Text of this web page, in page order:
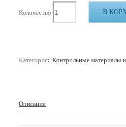
Количество В
Категория: Контрольные материалы
Описание